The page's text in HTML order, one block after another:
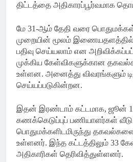
திட்டத்தை அதிகாரப்பூர்வமாக
மே 31-ஆம் தேதி வரை
முறையின் மூலம்
பதிவு செய்யலாம் என
முக்கிய கேள்விகளுக்கான
உள்ளன. அனைத்து விவரங்களும்
செய்யப்படுகின்றன.
இதன் இரண்டாம் கட்டமாக, ஜூன்
கணக்கெடுப்புப் பணியாளர்கள்
பொதுமக்களிடமிருந்து தகவல்களை
உள்ளனர். இந்த கட்டத்திலும் 33
அதிகாரிகள் தெரிவித்துள்ளனர்.